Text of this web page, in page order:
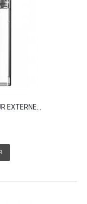
EXTERNE...